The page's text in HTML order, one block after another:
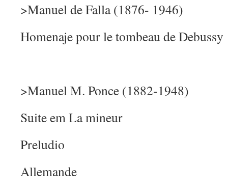
>Manuel de Falla (1876- 1946)
Homenaje pour le tombeau de Debussy
>Manuel M. Ponce (1882-1948)
Suite em La mineur
Preludio
Allemande